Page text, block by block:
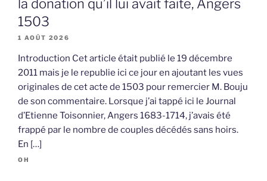
la donation qu’il lui avait faite, Angers
1503
1 AOÛT 2026
Introduction Cet article était publié le 19 décembre
2011 mais je le republie ici ce jour en ajoutant les vues
originales de cet acte de 1503 pour remercier M. Bouju
de son commentaire. Lorsque j’ai tappé ici le Journal
d’Etienne Toisonnier, Angers 1683-1714, j’avais été
frappé par le nombre de couples décédés sans hoirs.
En […]
OH